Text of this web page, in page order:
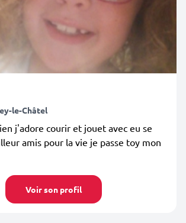
le-Châtel
j'adore courir et jouet avec eu se
amis pour la vie je passe toy mon
Voir son profil